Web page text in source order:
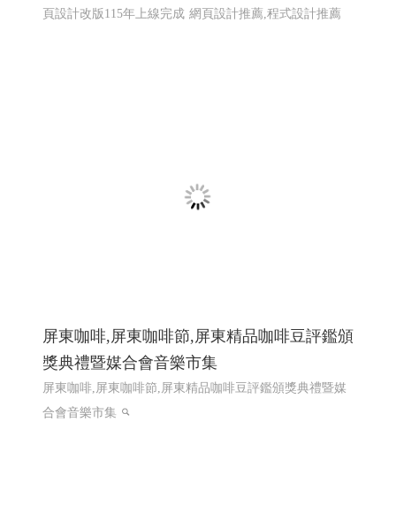
程式設計
龍德精密有限公司｜專注連續模沖壓的專業
製造夥伴 │網頁設計優質選擇(Y114)
散熱片Heat Sink, 端子 Terminal, 匯流排 Busbar ,接地片
Grounding Plate, 彈片 Spring Contact ,Spring Clip, 五金零件